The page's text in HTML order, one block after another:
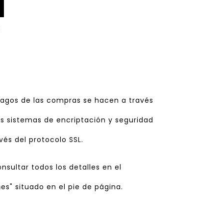
de las compras se hacen a través
sistemas de encriptación y seguridad
del protocolo SSL.
todos los detalles en el
situado en el pie de página.